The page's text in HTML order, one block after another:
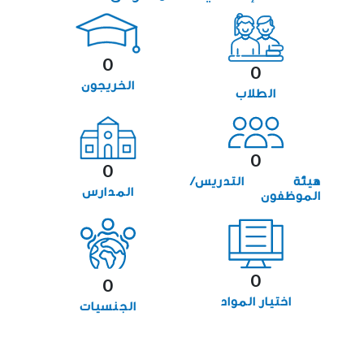
0
الطلاب
0
الخريجون
0
هيئة التدريس/
الموظفون
0
المدارس
0
اختيار المواد
0
الجنسيات